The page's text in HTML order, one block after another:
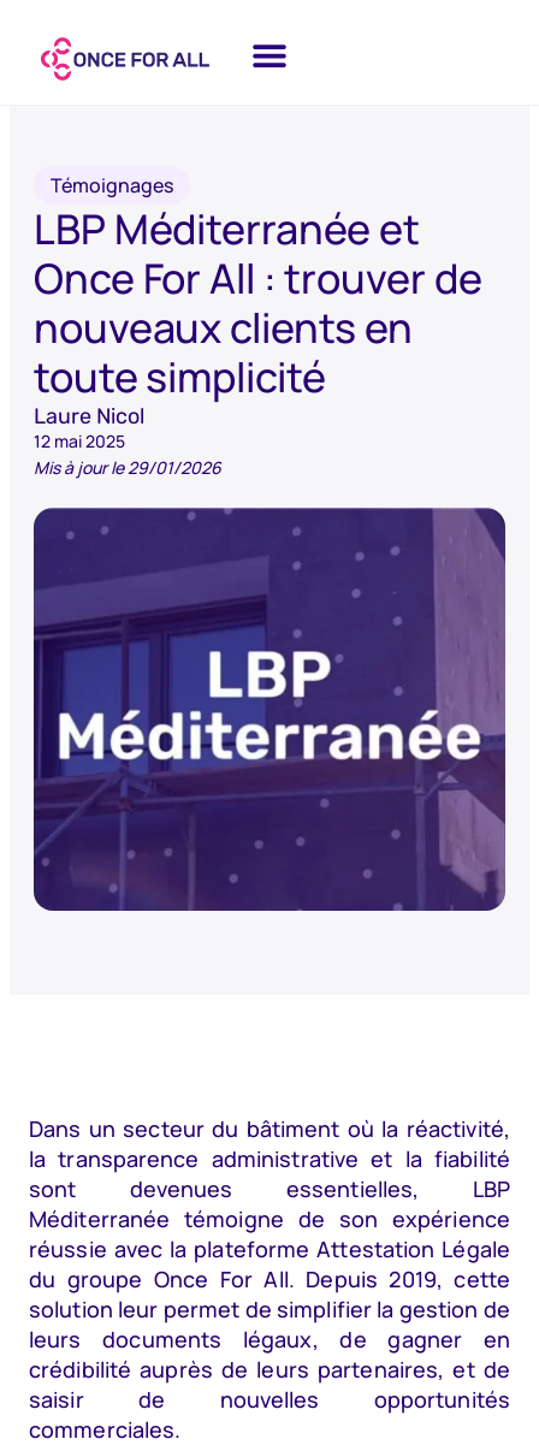
Témoignages
LBP Méditerranée et
Once For All : trouver de
nouveaux clients en
toute simplicité
Laure Nicol
12 mai 2025
Mis à jour le 29/01/2026
Dans un secteur du bâtiment où la réactivité,
la transparence administrative et la fiabilité
sont devenues essentielles, LBP
Méditerranée témoigne de son expérience
réussie avec la plateforme Attestation Légale
du groupe Once For All. Depuis 2019, cette
solution leur permet de simplifier la gestion de
leurs documents légaux, de gagner en
crédibilité auprès de leurs partenaires, et de
saisir de nouvelles opportunités
commerciales.